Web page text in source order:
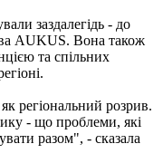
заздалегідь - до
AUKUS. Вона також
та спільних
регіональний розрив.
- що проблеми, які
разом", - сказала